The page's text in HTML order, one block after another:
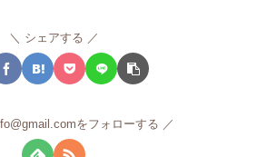
シェアする
をフォローする